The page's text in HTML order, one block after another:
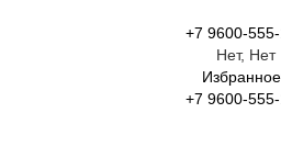
+7 9600-
Нет, Нет
Избранное
+7 9600-